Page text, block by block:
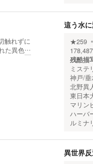
触れずに
た異色…
這う水
★259
178,487
残酷描
ミステ
神戸/
北野異
東日本
マリン
ハーバ
ルミナ
異世界